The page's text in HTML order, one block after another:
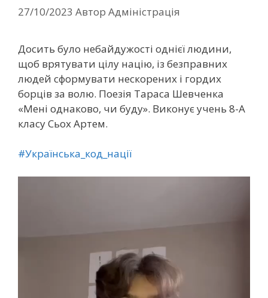
27/10/2023 Автор Адміністрація
Досить було небайдужості однієї людини,
щоб врятувати цілу націю, із безправних
людей сформувати нескорених і гордих
борців за волю. Поезія Тараса Шевченка
«Мені однаково, чи буду». Виконує учень 8-А
класу Сьох Артем.
#Українська_код_нації